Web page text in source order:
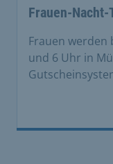
Frauen-Nacht-
Frauen werden
und 6 Uhr in